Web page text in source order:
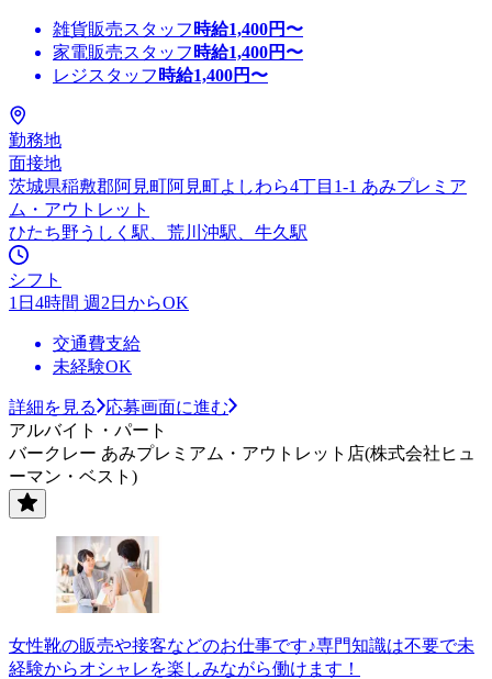
雑貨販売スタッフ 時給1,400円〜
家電販売スタッフ 時給1,400円〜
レジスタッフ 時給1,400円〜
勤務地
面接地
茨城県稲敷郡阿見町阿見町よしわら4丁目1-1 あみプレミア
ム・アウトレット
ひたち野うしく駅、荒川沖駅、牛久駅
シフト
1日4時間 週2日からOK
交通費支給
未経験OK
詳細を見る
応募画面に進む
アルバイト・パート
バークレー あみプレミアム・アウトレット店(株式会社ヒュ
ーマン・ベスト)
女性靴の販売や接客などのお仕事です♪専門知識は不要で未
経験からオシャレを楽しみながら働けます！